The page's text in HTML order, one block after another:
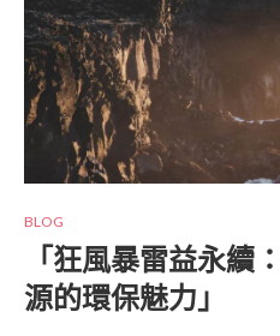
BLOG
「狂風暴雷益永續
源的環保魅力」